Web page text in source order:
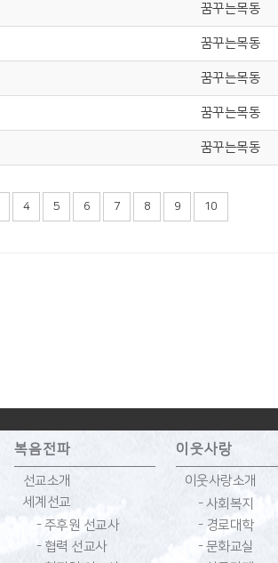
꿈꾸는목동
꿈꾸는목동
꿈꾸는목동
꿈꾸는목동
꿈꾸는목동
4 5 6 7 8 9 10
복음전파
선교소개
세계선교
- 주후원 선교사
- 협력 선교사
이웃사랑
이웃사랑소개
- 사회복지
- 경로대학
- 문화교실